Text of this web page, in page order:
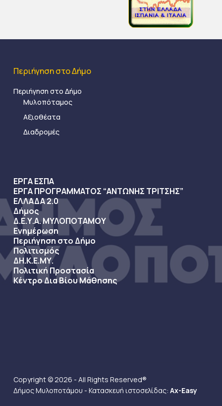
Περιήγηση στο Δήμο
Περιήγηση στο Δήμο
Μυλοπόταμος
Αξιοθέατα
Διαδρομές
ΕΡΓΑ ΕΣΠΑ
ΕΡΓΑ ΠΡΟΓΡΑΜΜΑΤΟΣ “ΑΝΤΩΝΗΣ ΤΡΙΤΣΗΣ”
ΕΛΛΑΔΑ 2.0
Δήμος
Δ.Ε.Υ.Α. ΜΥΛΟΠΟΤΑΜΟΥ
Ενημέρωση
Περιήγηση στο Δήμο
Πολιτισμός
ΔΗ.Κ.Ε.ΜΥ.
Πολιτική Προστασία
Κέντρο Δια Βίου Μάθησης
Copyright © 2026 - All Rights Reserved®
Δήμος Μυλοποτάμου - Κατασκευή ιστοσελίδας: Ax-Easy